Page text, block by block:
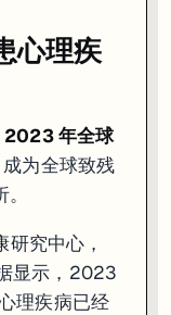
心理疾
2023 年全球
为全球致残
究中心，
显示，2023
理疾病已经